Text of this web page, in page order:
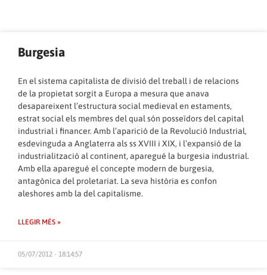
Burgesia
En el sistema capitalista de divisió del treball i de relacions
de la propietat sorgit a Europa a mesura que anava
desapareixent l’estructura social medieval en estaments,
estrat social els membres del qual són posseïdors del capital
industrial i financer. Amb l’aparició de la Revolució Industrial,
esdevinguda a Anglaterra als ss XVIII i XIX, i l’expansió de la
industrialització al continent, aparegué la burgesia industrial.
Amb ella aparegué el concepte modern de burgesia,
antagònica del proletariat. La seva història es confon
aleshores amb la del capitalisme.
LLEGIR MÉS »
05/07/2012 - 18:14:57